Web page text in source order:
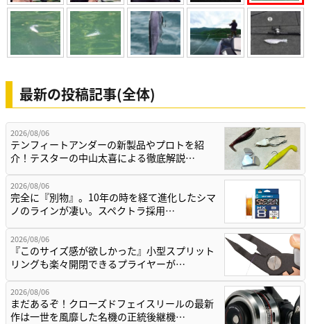
最新の投稿記事(全体)
2026/08/06
テンフィートアンダーの新製品やプロトを紹
介！テスターの中山太喜による徹底解説…
2026/08/06
完全に『別物』。10年の時を経て進化したシマ
ノのラインが凄い。スペクトラ採用…
2026/08/06
『このサイズ感が欲しかった』小型スプリット
リングも楽々開閉できるプライヤーが…
2026/08/06
まだあるぞ！クローズドフェイスリールの最新
作は一世を風靡した名機の正統後継機…